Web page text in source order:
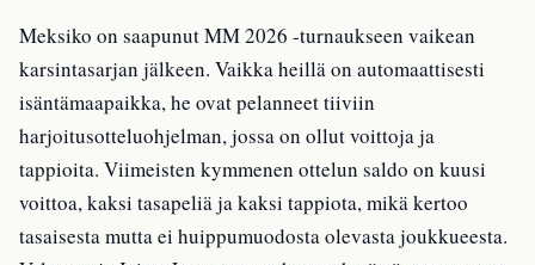
Meksiko on saapunut MM 2026 -turnaukseen vaikean
karsintasarjan jälkeen. Vaikka heillä on automaattisesti
isäntämaapaikka, he ovat pelanneet tiiviin
harjoitusotteluohjelman, jossa on ollut voittoja ja
tappioita. Viimeisten kymmenen ottelun saldo on kuusi
voittoa, kaksi tasapeliä ja kaksi tappiota, mikä kertoo
tasaisesta mutta ei huippumuodosta olevasta joukkueesta.